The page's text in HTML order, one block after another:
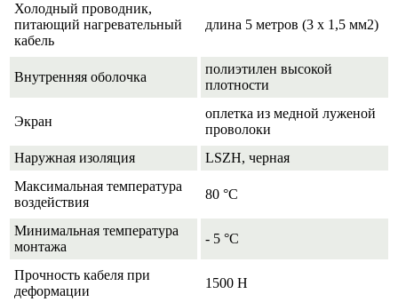
Холодный проводник,
питающий нагревательный
кабель
длина 5 метров (3 х 1,5 мм2)
Внутренняя оболочка
полиэтилен высокой
плотности
Экран
оплетка из медной луженой
проволоки
Наружная изоляция
LSZH, черная
Максимальная температура
воздействия
80 °C
Минимальная температура
монтажа
- 5 °C
Прочность кабеля при
деформации
1500 Н